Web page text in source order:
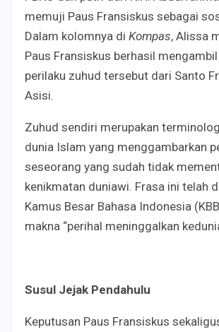
memuji Paus Fransiskus sebagai
Dalam kolomnya di Kompas, Alissa
Paus Fransiskus berhasil
perilaku zuhud tersebut dari Santo
Asisi.
Zuhud sendiri merupakan
dunia Islam yang menggambarkan
seseorang yang sudah tidak
kenikmatan duniawi. Frasa ini telah
Kamus Besar Bahasa Indonesia
makna “perihal meninggalkan
Susul Jejak Pendahulu
Keputusan Paus Fransiskus